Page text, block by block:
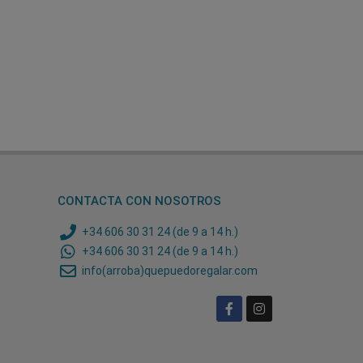
CONTACTA CON NOSOTROS
+34 606 30 31 24 (de 9 a 14 h.)
+34 606 30 31 24 (de 9 a 14 h.)
info(arroba)quepuedoregalar.com